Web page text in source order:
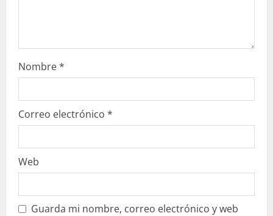
Nombre*
Correo electrónico *
Web
Guarda mi nombre, correo electrónico y web